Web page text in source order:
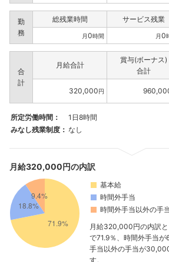
勤
務
総残業時間 サービス残業
月0時間 月0
合
計
月給合計
賞与(ボーナス)
合計
320,000円
所定労働時間：
1日8時間
みなし残業制度： なし
月給320,000円の内訳
基本給
時間外手当
時間外手当以外の手
月給320,000円の内訳
で71.9％、時間外手当
手当以外の手当が
す。